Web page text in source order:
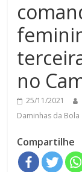
no
25/11/2021
Daminhas da Bola
Compartilhe